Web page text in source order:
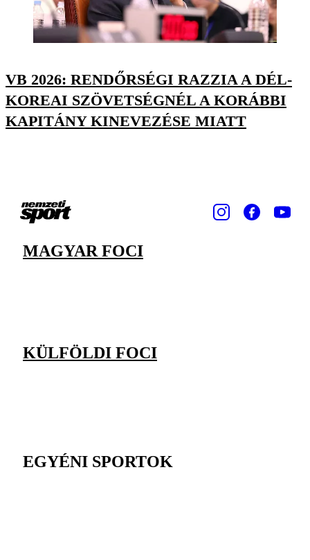
VB 2026: RENDŐRSÉGI RAZZIA A DÉL-
KOREAI SZÖVETSÉGNÉL A KORÁBBI
KAPITÁNY KINEVEZÉSE MIATT
MAGYAR FOCI
KÜLFÖLDI FOCI
EGYÉNI SPORTOK